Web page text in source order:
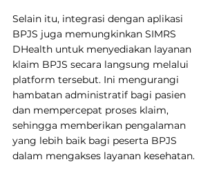
Selain itu, integrasi dengan aplikasi
BPJS juga memungkinkan SIMRS
DHealth untuk menyediakan layanan
klaim BPJS secara langsung melalui
platform tersebut. Ini mengurangi
hambatan administratif bagi pasien
dan mempercepat proses klaim,
sehingga memberikan pengalaman
yang lebih baik bagi peserta BPJS
dalam mengakses layanan kesehatan.